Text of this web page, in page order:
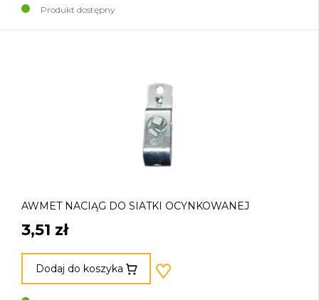
Produkt dostępny
AWMET NACIĄG DO SIATKI OCYNKOWANEJ
3,51 zł
Dodaj do koszyka